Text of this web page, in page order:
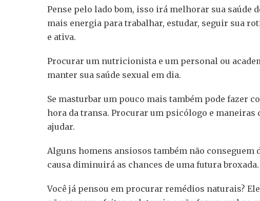
Pense pelo lado bom, isso irá melhorar sua saúde
mais energia para trabalhar, estudar, seguir sua
e ativa.
Procurar um nutricionista e um personal ou
manter sua saúde sexual em dia.
Se masturbar um pouco mais também pode fazer
hora da transa. Procurar um psicólogo e
ajudar.
Alguns homens ansiosos também não conseguem
causa diminuirá as chances de uma futura broxada.
Você já pensou em procurar remédios naturais?